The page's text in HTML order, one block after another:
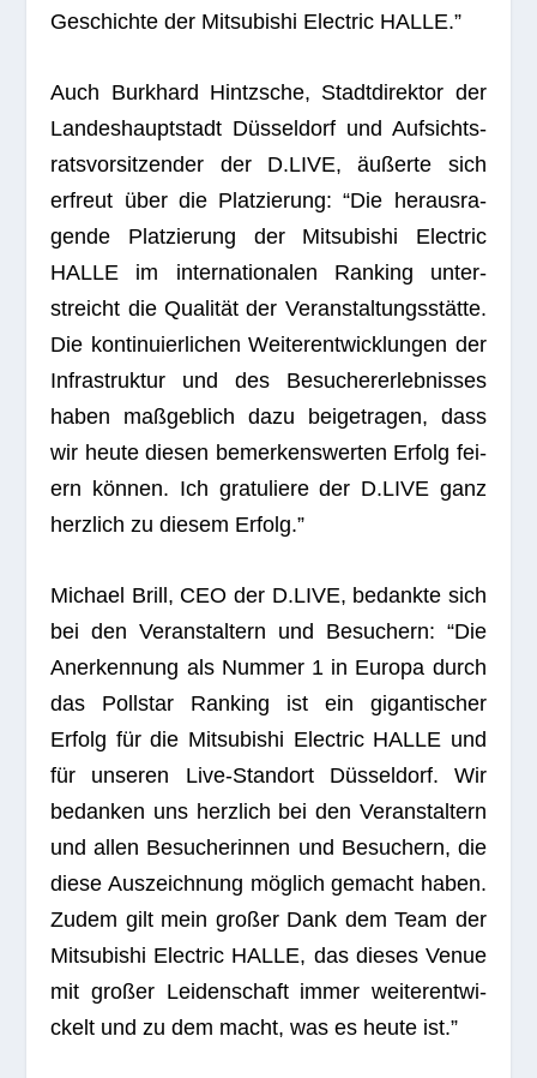
Geschichte der Mitsu­bi­shi Elec­tric HALLE.”
Auch Burk­hard Hintzsche, Stadt­di­rek­tor der
Lan­des­haupt­stadt Düs­sel­dorf und Auf­sichts­
rats­vor­sit­zen­der der D.LIVE, äußerte sich
erfreut über die Plat­zie­rung: “Die her­aus­ra­
gende Plat­zie­rung der Mitsu­bi­shi Elec­tric
HALLE im inter­na­tio­na­len Ran­king unter­
streicht die Qua­li­tät der Ver­an­stal­tungs­stätte.
Die kon­ti­nu­ier­li­chen Wei­ter­ent­wick­lun­gen der
Infra­struk­tur und des Besu­cher­er­leb­nis­ses
haben maß­geb­lich dazu bei­getra­gen, dass
wir heute die­sen bemer­kens­wer­ten Erfolg fei­
ern kön­nen. Ich gra­tu­liere der D.LIVE ganz
herz­lich zu die­sem Erfolg.”
Michael Brill, CEO der D.LIVE, bedankte sich
bei den Ver­an­stal­tern und Besu­chern: “Die
Aner­ken­nung als Num­mer 1 in Europa durch
das Poll­star Ran­king ist ein gigan­ti­scher
Erfolg für die Mitsu­bi­shi Elec­tric HALLE und
für unse­ren Live-Stand­ort Düs­sel­dorf. Wir
bedan­ken uns herz­lich bei den Ver­an­stal­tern
und allen Besu­che­rin­nen und Besu­chern, die
diese Aus­zeich­nung mög­lich gemacht haben.
Zudem gilt mein gro­ßer Dank dem Team der
Mitsu­bi­shi Elec­tric HALLE, das die­ses Venue
mit gro­ßer Lei­den­schaft immer wei­ter­ent­wi­
ckelt und zu dem macht, was es heute ist.”